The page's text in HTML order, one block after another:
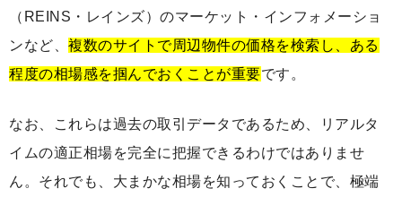
（REINS・レインズ）のマーケット・インフォメーショ
ンなど、 複数のサイトで周辺物件の価格を検索し、ある
程度の相場感を掴んでおくことが重要です。
なお、これらは過去の取引データであるため、リアルタ
イムの適正相場を完全に把握できるわけではありませ
ん。それでも、大まかな相場を知っておくことで、極端